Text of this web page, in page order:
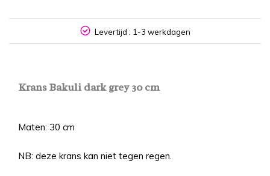
Levertijd : 1-3 werkdagen
Krans Bakuli dark grey 30 cm
Maten: 30 cm
NB: deze krans kan niet tegen regen.